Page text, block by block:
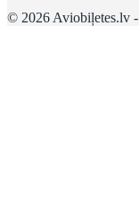
© 2026 Aviobiļetes.lv -